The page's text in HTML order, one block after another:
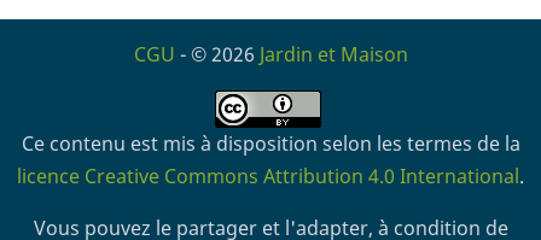
CGU - © 2026 Jardin et Maison
Ce contenu est mis à disposition selon les termes de la
licence Creative Commons Attribution 4.0 International.
Vous pouvez le partager et l'adapter, à condition de